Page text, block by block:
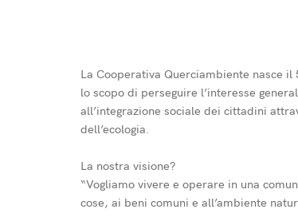
La Cooperativa Querciambiente nasce il
lo scopo di perseguire l’interesse
all’integrazione sociale dei cittadini
dell’ecologia.
La nostra visione?
“Vogliamo vivere e operare in una
cose, ai beni comuni e all’ambiente